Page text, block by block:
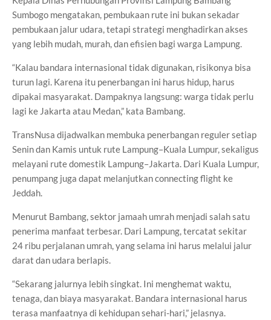
Sumbogo mengatakan, pembukaan rute ini bukan sekadar
pembukaan jalur udara, tetapi strategi menghadirkan akses
yang lebih mudah, murah, dan efisien bagi warga Lampung.
“Kalau bandara internasional tidak digunakan, risikonya bisa
turun lagi. Karena itu penerbangan ini harus hidup, harus
dipakai masyarakat. Dampaknya langsung: warga tidak perlu
lagi ke Jakarta atau Medan,” kata Bambang.
TransNusa dijadwalkan membuka penerbangan reguler setiap
Senin dan Kamis untuk rute Lampung–Kuala Lumpur, sekaligus
melayani rute domestik Lampung–Jakarta. Dari Kuala Lumpur,
penumpang juga dapat melanjutkan connecting flight ke
Jeddah.
Menurut Bambang, sektor jamaah umrah menjadi salah satu
penerima manfaat terbesar. Dari Lampung, tercatat sekitar
24 ribu perjalanan umrah, yang selama ini harus melalui jalur
darat dan udara berlapis.
“Sekarang jalurnya lebih singkat. Ini menghemat waktu,
tenaga, dan biaya masyarakat. Bandara internasional harus
terasa manfaatnya di kehidupan sehari-hari,” jelasnya.